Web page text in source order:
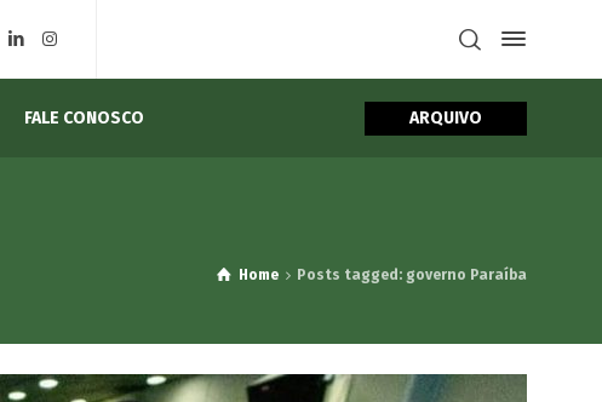
FALE CONOSCO ARQUIVO
Home Posts tagged: governo Paraíba